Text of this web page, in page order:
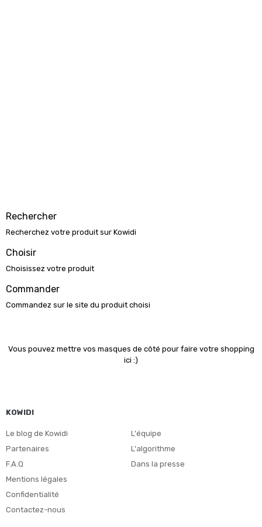
Rechercher
Recherchez votre produit sur Kowidi
Choisir
Choisissez votre produit
Commander
Commandez sur le site du produit choisi
Vous pouvez mettre vos masques de côté pour faire votre shopping
ici :)
KOWIDI
Le blog de Kowidi
Partenaires
F.A.Q
Mentions légales
Confidentialité
Contactez-nous
L'équipe
L'algorithme
Dans la presse